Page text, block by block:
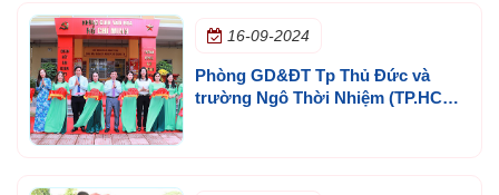
16-09-2024
Phòng GD&ĐT Tp Thủ Đức và
trường Ngô Thời Nhiệm (TP.HCM)